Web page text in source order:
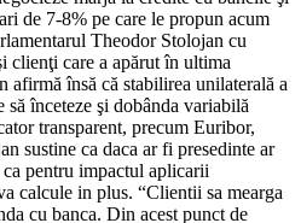
de 7-8% pe care le propun acum
Theodor Stolojan cu
clienţi care a apărut în ultima
afirmă însă că stabilirea unilaterală a
înceteze şi dobânda variabilă
transparent, precum Euribor,
sustine ca daca ar fi presedinte ar
pentru impactul aplicarii
calcule in plus. “Clientii sa mearga
cu banca. Din acest punct de